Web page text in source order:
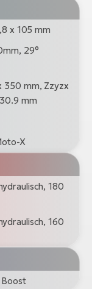
x 105 mm
29°
350 mm, Zzyzx
mm
X
180
160
Boost